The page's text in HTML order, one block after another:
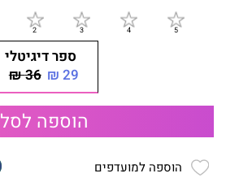
ספר דיגיטלי
29 ₪
36 ₪
הוספה לסל
הוספה למועדפים